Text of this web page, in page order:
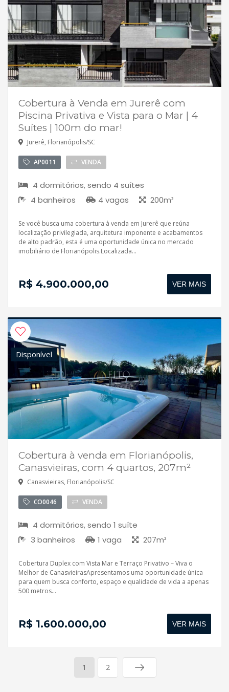
Cobertura à Venda em Jurerê com
Piscina Privativa e Vista para o Mar | 4
Suítes | 100m do mar!
Jurerê, Florianópolis/SC
AP0011 VENDA
4 dormitórios, sendo 4 suítes
4 banheiros
4 vagas 200m²
Se você busca uma cobertura à venda em Jurerê que reúna
localização privilegiada, arquitetura imponente e acabamentos
de alto padrão, esta é uma oportunidade única no mercado
imobiliário de Florianópolis.Localizada...
R$ 4.900.000,00 VER MAIS
Disponível
Cobertura à venda em Florianópolis,
Canasvieiras, com 4 quartos, 207m²
Canasvieiras, Florianópolis/SC
CO0046 VENDA
4 dormitórios, sendo 1 suíte
3 banheiros
1 vaga 207m²
Cobertura Duplex com Vista Mar e Terraço Privativo – Viva o
Melhor de CanasvieirasApresentamos uma oportunidade única
para quem busca conforto, espaço e qualidade de vida a apenas
500 metros...
R$ 1.600.000,00 VER MAIS
1 2